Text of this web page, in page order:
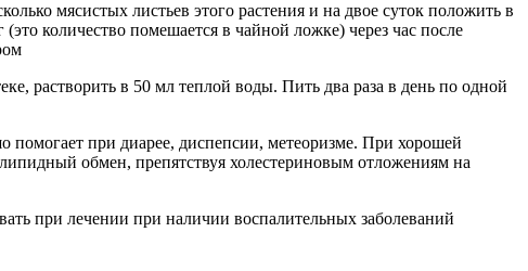
мясистых листьев этого растения и на двое суток положить в
количество помешается в чайной ложке) через час после
растворить в 50 мл теплой воды. Пить два раза в день по одной
помогает при диарее, диспепсии, метеоризме. При хорошей
обмен, препятствуя холестериновым отложениям на
при лечении при наличии воспалительных заболеваний